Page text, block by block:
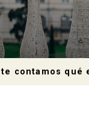
contamos qué